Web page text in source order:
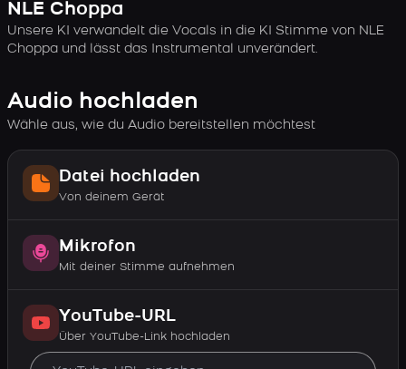
NLE Choppa
Unsere KI verwandelt die Vocals in die KI Stimme von NLE
Choppa und lässt das Instrumental unverändert.
Audio hochladen
Wähle aus, wie du Audio bereitstellen möchtest
Datei hochladen
Von deinem Gerät
Mikrofon
Mit deiner Stimme aufnehmen
YouTube-URL
Über YouTube-Link hochladen